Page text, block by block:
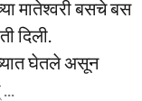
मातेश्वरी बसचे बस
दिली.
घेतले असून